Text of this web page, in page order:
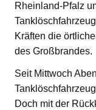
Rheinland-Pfalz
Kräften die
des Großbrandes.
Seit Mittwoch
Doch mit der